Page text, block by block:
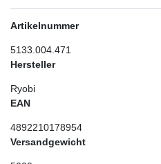
Artikelnummer
5133.004.471
Hersteller
Ryobi
EAN
4892210178954
Versandgewicht